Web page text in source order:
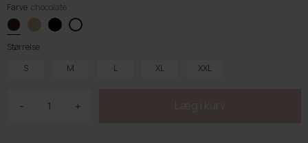
Farve chocolate
Størrelse
S
M L XL XXL
- +